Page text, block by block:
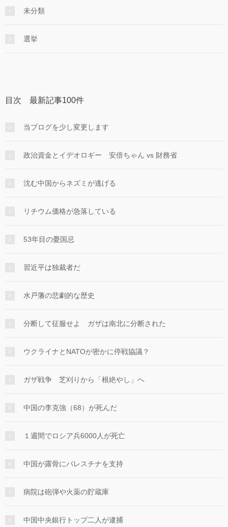
未分類
選挙
目次 最新記事100件
当ブログを少し変更します
政治資金とイデオロギー 安倍ちゃん vs 財務省
沈む中国からネズミが逃げる
リチウム価格が急落している
53年目の憂国忌
習近平は独裁者だ
水戸藩の悲劇的な歴史
分断して征服せよ ガザは南北に分断された
ウクライナとNATOが密かに停戦協議？
ガザ戦争 芝刈りから「根絶やし」へ
中国の李克強（68）が死んだ
１週間でロシア兵6000人が死亡
中国が露骨にパレスチナを支持
病院は砲弾や火薬の貯蔵庫
中国中央銀行トップ二人が逮捕